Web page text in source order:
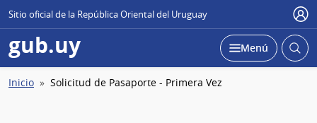
Sitio oficial de la República Oriental del Uruguay
gub.uy Desplegar
Menú Abrir
Ruta
Inicio Solicitud de Pasaporte - Primera Vez